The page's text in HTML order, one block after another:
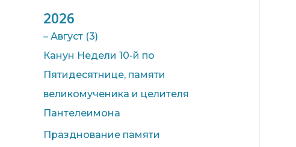
r
c
h
f
o
r
2026
– Август (3)
Канун Недели 10-й по
Пятидесятнице, памяти
великомученика и целителя
Пантелеимона
Празднование памяти